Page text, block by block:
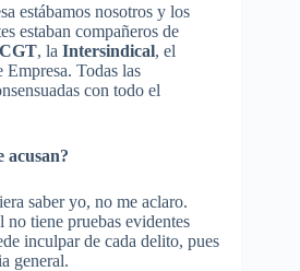
estábamos nosotros y los
estaban compañeros de
CGT, la Intersindical, el
Todas las
con todo el
acusan?
saber yo, no me aclaro.
tiene pruebas evidentes
inculpar de cada delito, pues
general.